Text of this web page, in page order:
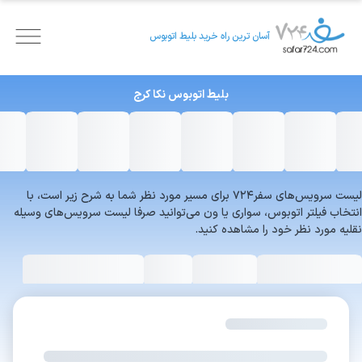
آسان ترین راه خرید بلیط اتوبوس
بلیط اتوبوسنکاکرج
لیست سرویس‌های سفر۷۲۴ برای مسیر مورد نظر شما به شرح زیر است، با
انتخاب فیلتر اتوبوس، سواری یا ون می‌توانید صرفا لیست سرویس‌های وسیله
نقلیه مورد نظر خود را مشاهده کنید.